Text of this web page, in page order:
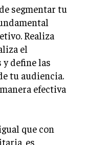
CLIENTE
Y CADENA DE
segmentar tu
Realiza
el
define las
tu audiencia.
efectiva
que con
es